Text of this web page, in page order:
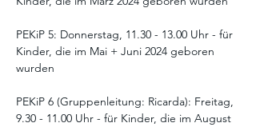
PEKiP 5: Donnerstag, 11.30 - 13.00 Uhr - für
Kinder, die im Mai + Juni 2024 geboren
wurden
PEKiP 6 (Gruppenleitung: Ricarda): Freitag,
9.30 - 11.00 Uhr - für Kinder, die im August